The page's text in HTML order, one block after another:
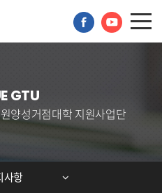
GTU
양성거점대학 지원사업단
사항